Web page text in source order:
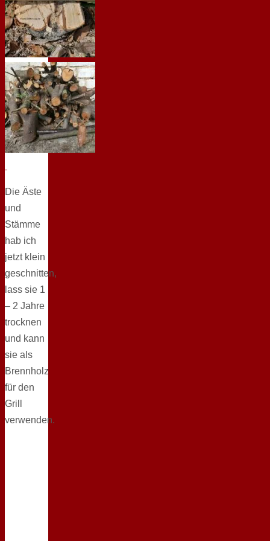
Die Äste
und
Stämme
hab ich
jetzt klein
geschnitten,
lass sie 1
– 2 Jahre
trocknen
und kann
sie als
Brennholz
für den
Grill
verwenden.